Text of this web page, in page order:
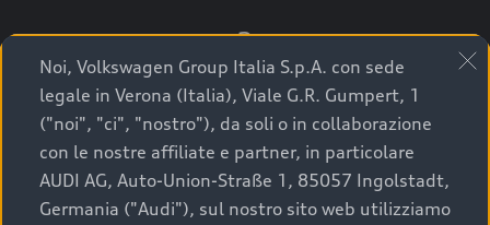
3
A breve verrai ricontattato dal Customer Care
Audi Center o direttamente dal Concessionario
che ti supporterà per finalizzare la tua richiesta.
Noi, Volkswagen Group Italia S.p.A. con sede
legale in Verona (Italia), Viale G.R. Gumpert, 1
("noi", "ci", "nostro"), da soli o in collaborazione
con le nostre affiliate e partner, in particolare
AUDI AG, Auto-Union-Straße 1, 85057 Ingolstadt,
Germania ("Audi"), sul nostro sito web utilizziamo